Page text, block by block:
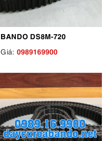
BANDO DS8M-720
Giá: 0989169900